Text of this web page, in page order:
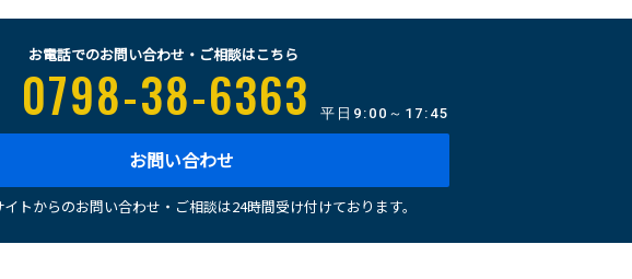
お電話でのお問い合わせ・ご相談はこちら
0798-38-6363 平日 9:00～17:45
お問い合わせ
イトからのお問い合わせ・ご相談は24時間受け付けております。